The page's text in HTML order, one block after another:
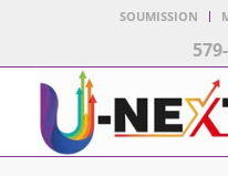
SOUMISSION